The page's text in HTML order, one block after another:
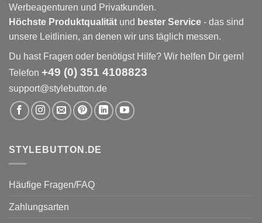
Werbeagenturen und Privatkunden.
Höchste Produktqualität und bester Service - das sind
unsere Leitlinien, an denen wir uns täglich messen.
Du hast Fragen oder benötigst Hilfe? Wir helfen Dir gern!
Telefon +49 (0) 351 4108823
support@stylebutton.de
STYLEBUTTON.DE
Häufige Fragen/FAQ
Zahlungsarten